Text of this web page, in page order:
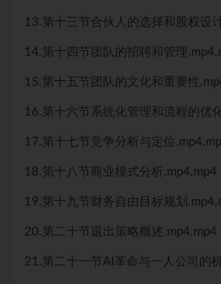
13.第十三节合伙人的选择和股权设
14.第十四节团队的招聘和管理
15.第十五节团队的文化和重要性
16.第十六节系统化管理和流程的优
17.第十七节竞争分析与定位
18.第十八节商业模式分析.mp4.mp4
19.第十九节财务自由目标规划
20.第二十节退出策略概述.mp4.mp4
21.第二十一节AI革命与一人公司的